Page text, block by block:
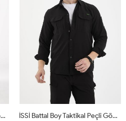
İSSİ Battal Boy Taktikal Peçli Gömlek Çöl İSSİ Battal Boy Taktikal Peçli Gömlek Siyah